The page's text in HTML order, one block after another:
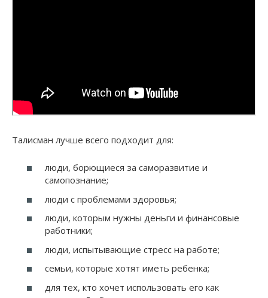
Талисман лучше всего подходит для:
люди, борющиеся за саморазвитие и
самопознание;
люди с проблемами здоровья;
люди, которым нужны деньги и финансовые
работники;
люди, испытывающие стресс на работе;
семьи, которые хотят иметь ребенка;
для тех, кто хочет использовать его как